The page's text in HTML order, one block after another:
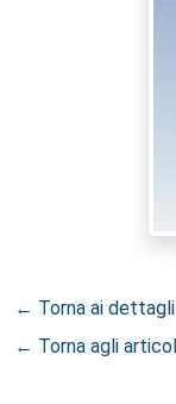
← Torna ai
← Torna agli